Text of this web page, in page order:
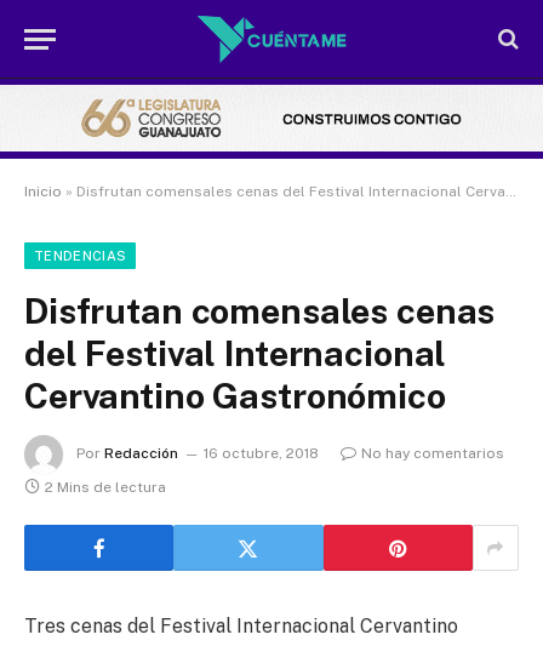
Inicio » Disfrutan comensales cenas del Festival Internacional Cervantino Gastronómico
TENDENCIAS
Disfrutan comensales cenas
del Festival Internacional
Cervantino Gastronómico
Por Redacción 16 octubre, 2018
No hay comentarios
2 Mins de lectura
Tres cenas del Festival Internacional Cervantino